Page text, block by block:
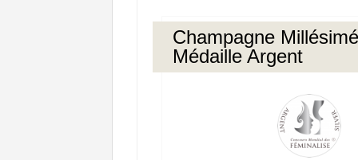
Champagne
Médaille Argent